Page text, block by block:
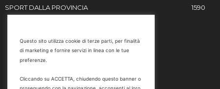
SPORT DALLA PROVINCIA
1590
Email
marketing@battipaglia1929.it
Questo sito utilizza cookie di terze parti, per finalità
di marketing e fornire servizi in linea con le tue
preferenze.
Cliccando su ACCETTA, chiudendo questo banner o